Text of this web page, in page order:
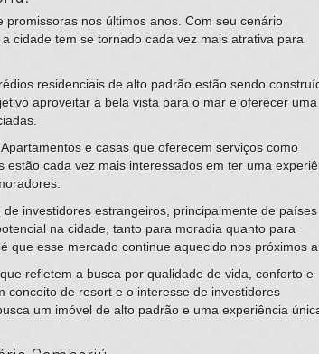
nos últimos anos. Com seu cenário
cidade tem se tornado cada vez mais atrativa para
residenciais de alto padrão estão sendo
aproveitar a bela vista para o mar e oferecer uma
e casas que oferecem serviços como
cada vez mais interessados em ter uma
investidores estrangeiros, principalmente de países
na cidade, tanto para moradia quanto para
que esse mercado continue aquecido nos próximos
refletem a busca por qualidade de vida, conforto e
conceito de resort e o interesse de investidores
um imóvel de alto padrão e uma experiência